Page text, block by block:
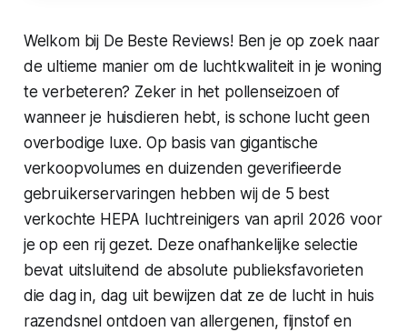
Welkom bij De Beste Reviews! Ben je op zoek naar
de ultieme manier om de luchtkwaliteit in je woning
te verbeteren? Zeker in het pollenseizoen of
wanneer je huisdieren hebt, is schone lucht geen
overbodige luxe. Op basis van gigantische
verkoopvolumes en duizenden geverifieerde
gebruikerservaringen hebben wij de 5 best
verkochte HEPA luchtreinigers van april 2026 voor
je op een rij gezet. Deze onafhankelijke selectie
bevat uitsluitend de absolute publieksfavorieten
die dag in, dag uit bewijzen dat ze de lucht in huis
razendsnel ontdoen van allergenen, fijnstof en